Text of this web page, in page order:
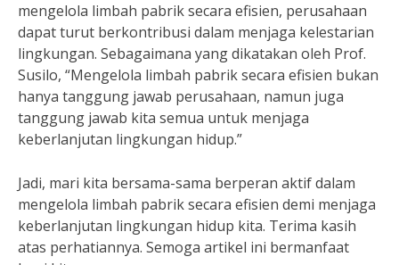
mengelola limbah pabrik secara efisien, perusahaan
dapat turut berkontribusi dalam menjaga kelestarian
lingkungan. Sebagaimana yang dikatakan oleh Prof.
Susilo, “Mengelola limbah pabrik secara efisien bukan
hanya tanggung jawab perusahaan, namun juga
tanggung jawab kita semua untuk menjaga
keberlanjutan lingkungan hidup.”
Jadi, mari kita bersama-sama berperan aktif dalam
mengelola limbah pabrik secara efisien demi menjaga
keberlanjutan lingkungan hidup kita. Terima kasih
atas perhatiannya. Semoga artikel ini bermanfaat